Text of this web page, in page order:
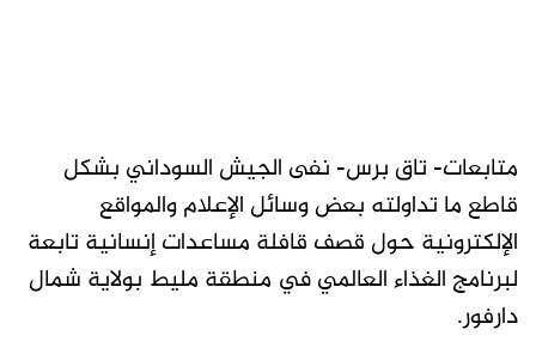
متابعات- تاق برس- نفى الجيش السوداني بشكل
قاطع ما تداولته بعض وسائل الإعلام والمواقع
الإلكترونية حول قصف قافلة مساعدات إنسانية تابعة
لبرنامج الغذاء العالمي في منطقة مليط بولاية شمال
دارفور.